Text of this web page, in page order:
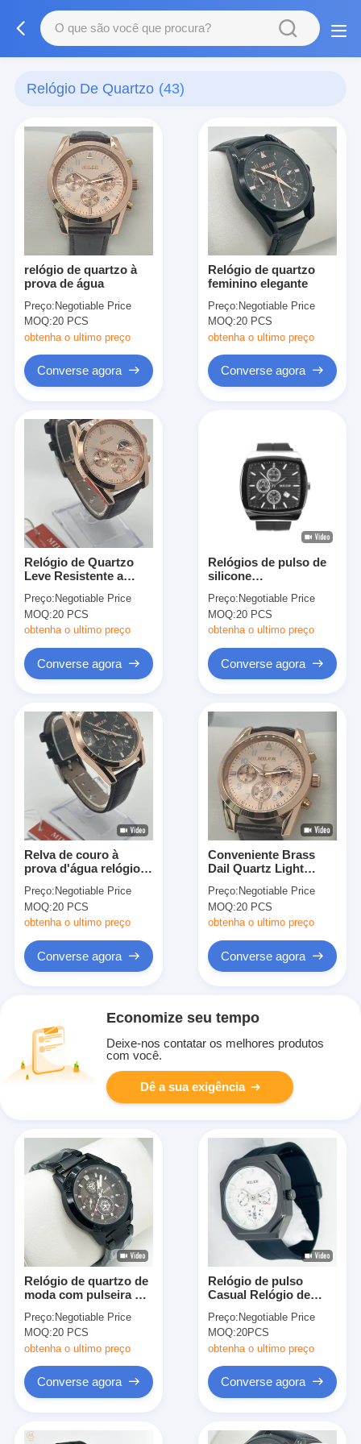
Relógio De Quartzo (43)
relógio de quartzo à
prova de água
Preço: Negotiable Price
MOQ:20 PCS
obtenha o ultimo preço
Converse agora
Relógio de quartzo
feminino elegante
Preço: Negotiable Price
MOQ:20 PCS
obtenha o ultimo preço
Converse agora
Relógio de Quartzo
Leve Resistente a
Preço: Negotiable Price
MOQ:20 PCS
obtenha o ultimo preço
Converse agora
Relógios de pulso de
silicone
Relógios esportivos
de quartzo
minimalistas
Preço: Negotiable Price
MOQ:20 PCS
obtenha o ultimo preço
Converse agora
Relva de couro à
prova d'água relógio
mãos luminosas
relógio de pulso
durável
Preço: Negotiable Price
MOQ:20 PCS
obtenha o ultimo preço
Converse agora
Conveniente Brass
Dail Quartz Light
Relógio Feminino
Estilizado
Preço: Negotiable Price
MOQ:20 PCS
obtenha o ultimo preço
Converse agora
Economize seu tempo
Deixe-nos contatar os melhores produtos
com você.
Dê a sua exigência
Relógio de quartzo de
moda com pulseira de
Preço: Negotiable Price
MOQ:20 PCS
obtenha o ultimo preço
Converse agora
Relógio de pulso
Casual Relógio de
resistente à água
Calendário luminoso
Banda de silício
Relógio masculino
Preço: Negotiable Price
MOQ:20PCS
obtenha o ultimo preço
Converse agora